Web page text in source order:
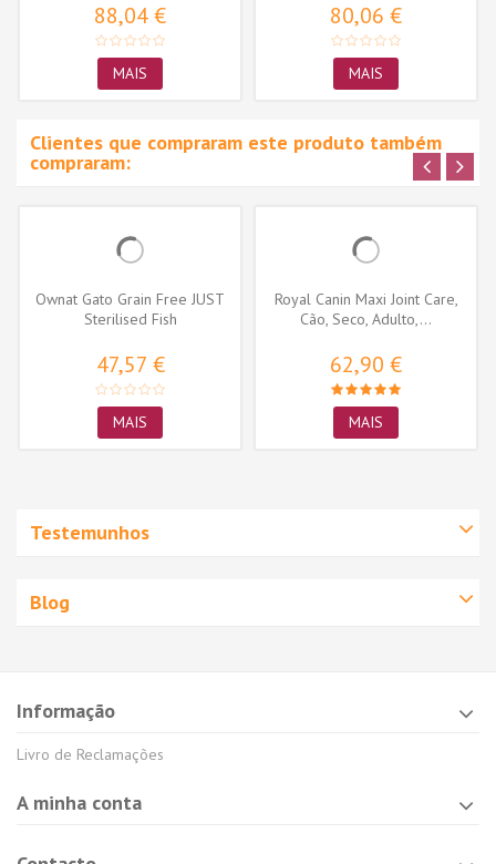
88,04 €
MAIS
80,06 €
MAIS
Clientes que compraram este produto também
compraram:
Ownat Gato Grain Free JUST
Sterilised Fish
47,57 €
MAIS
Royal Canin Maxi Joint Care,
Cão, Seco, Adulto,...
62,90 €
MAIS
Testemunhos
Blog
Informação
Livro de Reclamações
A minha conta